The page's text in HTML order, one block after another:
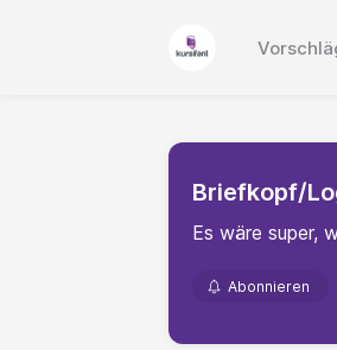
Briefkopf/
Es wäre super,
Abonnieren